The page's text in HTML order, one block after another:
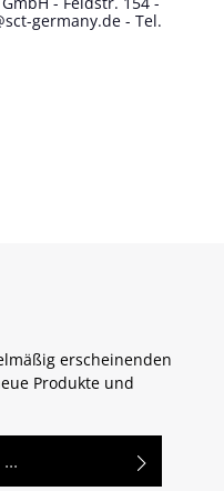
germany.de - Tel.
erscheinenden
Produkte und